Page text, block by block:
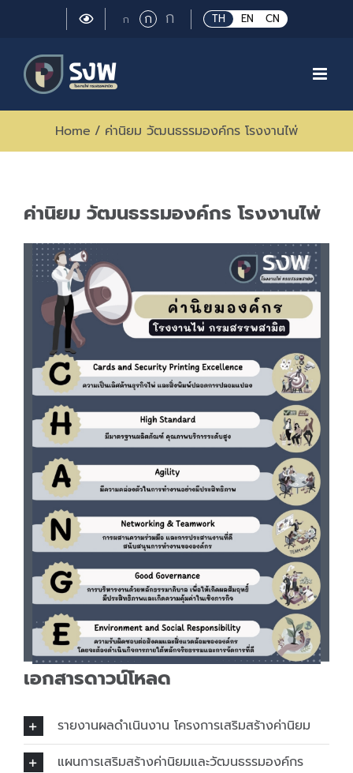
TH EN CN
กSmall
กRegular
font
ก Large
font
Home / ค่านิยม วัฒนธรรมองค์กร โรงงานไพ่
ค่านิยม วัฒนธรรมองค์กร โรงงานไพ่
เอกสารดาวน์โหลด
รายงานผลดำเนินงาน โครงการเสริมสร้างค่านิยม
แผนการเสริมสร้างค่านิยมและวัฒนธรรมองค์กร